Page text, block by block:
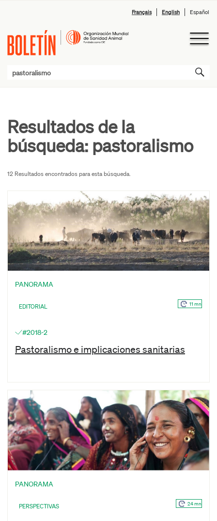
Français English Español
Resultados de la
búsqueda: pastoralismo
12 Resultados encontrados para esta búsqueda.
PANORAMA
EDITORIAL 11 mn
#2018-2
Pastoralismo e implicaciones sanitarias
PANORAMA
PERSPECTIVAS 24 mn